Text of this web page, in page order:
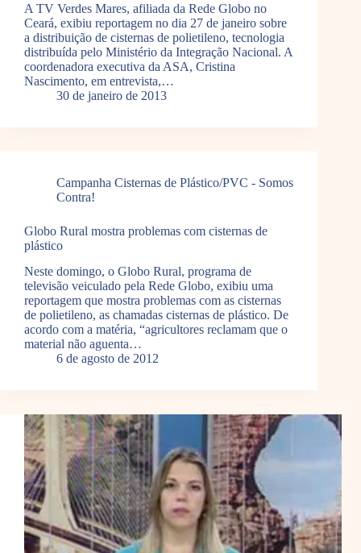
A TV Verdes Mares, afiliada da Rede Globo no
Ceará, exibiu reportagem no dia 27 de janeiro sobre
a distribuição de cisternas de polietileno, tecnologia
distribuída pelo Ministério da Integração Nacional. A
coordenadora executiva da ASA, Cristina
Nascimento, em entrevista,…
30 de janeiro de 2013
Campanha Cisternas de Plástico/PVC - Somos
Contra!
Globo Rural mostra problemas com cisternas de
plástico
Neste domingo, o Globo Rural, programa de
televisão veiculado pela Rede Globo, exibiu uma
reportagem que mostra problemas com as cisternas
de polietileno, as chamadas cisternas de plástico. De
acordo com a matéria, “agricultores reclamam que o
material não aguenta…
6 de agosto de 2012